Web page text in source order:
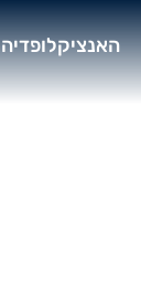
האנציקלופדיה